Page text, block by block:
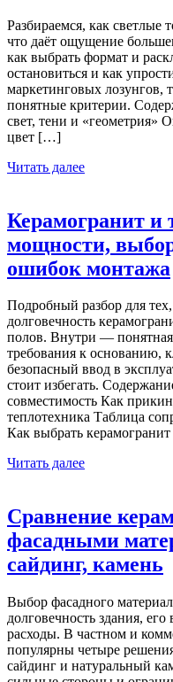
Разбираемся, как светлые
что даёт ощущение
как выбрать формат и
остановиться и как
маркетинговых лозунгов,
понятные критерии.
свет, тени и «геометрия»
цвет […]
Читать далее
Керамогранит
мощности,
ошибок монтажа
Подробный разбор для
долговечность
полов. Внутри —
требования к основанию,
безопасный ввод в
стоит избегать.
совместимость Как
теплотехника Таблица
Как выбрать
Читать далее
Сравнение
фасадными
сайдинг, камень
Выбор фасадного
долговечность здания,
расходы. В частном и
популярны четыре
сайдинг и натуральный